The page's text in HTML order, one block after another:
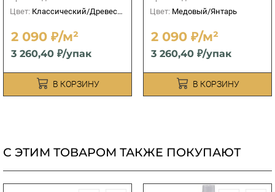
Цвет: Классический/Древесный
2 090 ₽/м²
3 260,40 ₽/упак
В КОРЗИНУ
Цвет: Медовый/Янтарь
2 090 ₽/м²
3 260,40 ₽/упак
В КОРЗИНУ
С ЭТИМ ТОВАРОМ ТАКЖЕ ПОКУПАЮТ